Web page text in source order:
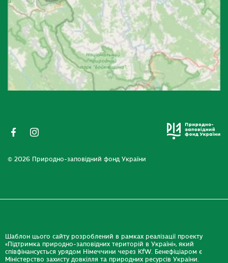
© 2026 Природно-заповідний фонд України
Шаблон цього сайту розроблений в рамках реалізації проекту
«Підтримка природно-заповідних територій в Україні», який
співфінансується урядом Німеччини через KfW. Бенефіціаром є
Міністерство захисту довкілля та природних ресурсів України.